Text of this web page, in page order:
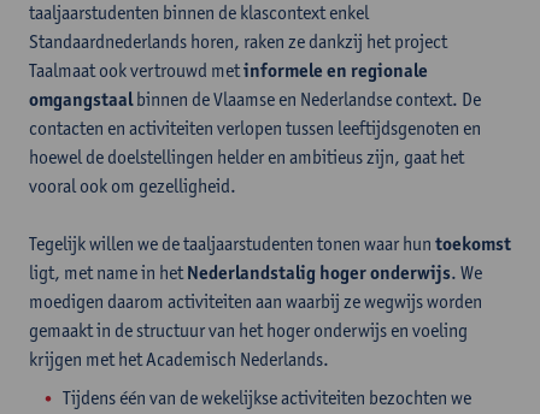
taaljaarstudenten binnen de klascontext enkel
Standaardnederlands horen, raken ze dankzij het project
Taalmaat ook vertrouwd metinformele en regionale
omgangstaalbinnen de Vlaamse en Nederlandse context. De
contacten en activiteiten verlopen tussen leeftijdsgenoten en
hoewel de doelstellingen helder en ambitieus zijn, gaat het
vooral ook om gezelligheid.
Tegelijk willen we de taaljaarstudenten tonen waar hun toekomst
ligt, met name in hetNederlandstalig hoger onderwijs. We
moedigen daarom activiteiten aan waarbij ze wegwijs worden
gemaakt in de structuur van het hoger onderwijs en voeling
krijgen met het Academisch Nederlands.
Tijdens één van de wekelijkse activiteiten bezochten we